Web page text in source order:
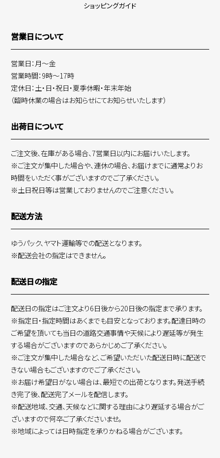
ショッピングガイド
営業日について
営業日：月～金
営業時間：9時～17時
定休日：土・日・祝日・夏季休暇・年末年始
（臨時休業の場合はお知らせにてお知らせいたします）
出荷日について
ご注文後、在庫がある場合、7営業日以内にお届けいたします。
※ご注文が集中した場合や、連休の場合、お届けまでに通常よりお
時間をいただく事がございますのでご了承ください。
※土日祝日等は営業しておりませんのでご注意ください。
配送方法
ゆうパック、ヤマト運輸等での配送となります。
※配送会社の指定はできません。
配送日の指定
配送日の指定はご注文より6日後から20日後の指定まで承ります。
※指定日・指定時間はあくまでも目安となっております。配達日時の
ご希望を頂いても当日の道路交通事情や天候により遅延等が発生
する場合がございますのであらかじめご了承ください。
※ご注文が集中した場合など、ご希望いただいた配送日時に配送で
きない場合もございますのでご了承ください。
※お届け希望日がない場合は、最短での出荷となります。発送手続
き完了後、配送完了メールを配信します。
※配送地域、交通、天候などに関する理由により遅延する場合がご
ざいますので何卒ご了承くださいませ。
※地域によっては日時指定を承りかねる場合がございます。